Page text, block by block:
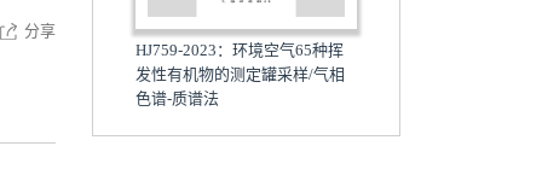
分享
HJ759-2023：环境空气65种挥
发性有机物的测定罐采样/气相
色谱-质谱法